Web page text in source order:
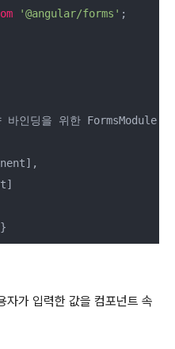
'@angular/forms' ;
바인딩을 위한 FormsModule
자가 입력한 값을 컴포넌트 속